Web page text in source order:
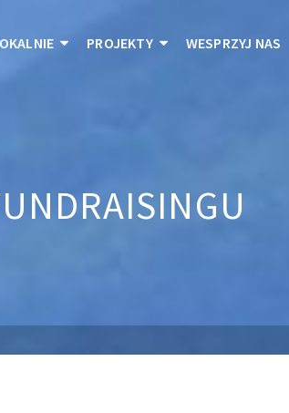
PROJEKTY WESPRZYJ NAS